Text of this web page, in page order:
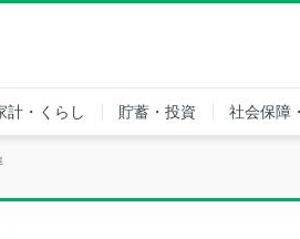
計・くらし 貯蓄・投資 社会保障